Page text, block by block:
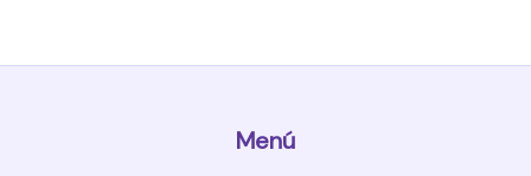
Menú